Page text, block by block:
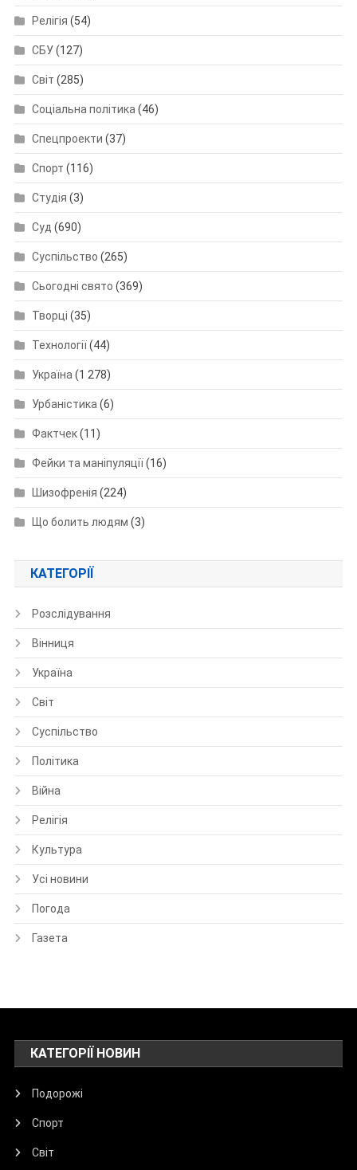
Релігія (54)
СБУ(127)
Світ (285)
Соціальна політика (46)
Спецпроекти (37)
Спорт (116)
Студія (3)
Суд (690)
Суспільство (265)
Сьогодні свято (369)
Творці (35)
Технології(44)
Україна (1 278)
Урбаністика (6)
Фактчек(11)
Фейки та маніпуляції(16)
Шизофренія (224)
Що болить людям (3)
КАТЕГОРІЇ
Розслідування
Вінниця
Україна
Світ
Суспільство
Політика
Війна
Релігія
Культура
Усі новини
Погода
Газета
КАТЕГОРІЇ НОВИН
Подорожі
Спорт
Світ